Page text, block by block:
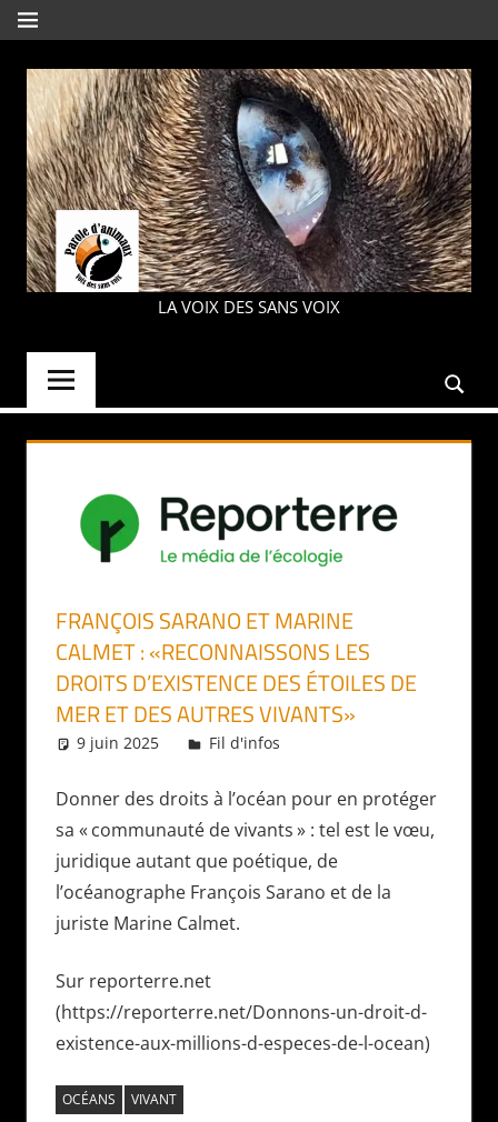
Aller
au
contenu
MENU
PAROLE
LA VOIX DES SANS VOIX
FRANÇOIS SARANO ET MARINE
CALMET : «RECONNAISSONS LES
DROITS D’EXISTENCE DES ÉTOILES DE
MER ET DES AUTRES VIVANTS»
9 juin 2025 Daniel
Fil d'infos
Donner des droits à l’océan pour en protéger
sa « communauté de vivants» : tel est le vœu,
juridique autant que poétique, de
l’océanographe François Sarano et de la
juriste Marine Calmet.
Sur reporterre.net
(https://reporterre.net/Donnons-un-droit-d-
existence-aux-millions-d-especes-de-l-ocean)
OCÉANS VIVANT